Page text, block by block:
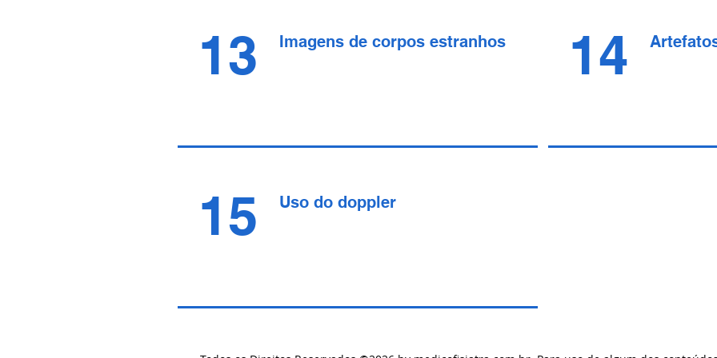
13 Imagens de corpos estranhos
15 Uso do doppler
14